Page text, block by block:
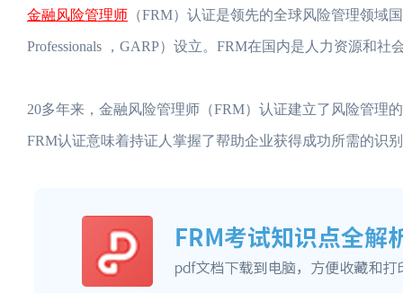
金融风险管理师 （FRM）认证是领先的全球风险管理领域
Professionals ，GARP）设立。FRM在国内是人力资源和
20多年来，金融风险管理师（FRM）认证建立了风险管理
FRM认证意味着持证人掌握了帮助企业获得成功所需的识